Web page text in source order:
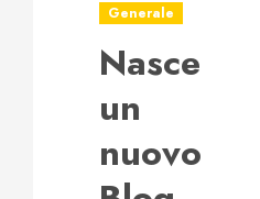
Generale
Nasce
un
nuovo